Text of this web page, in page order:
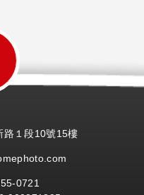
路１段10號15樓
0721